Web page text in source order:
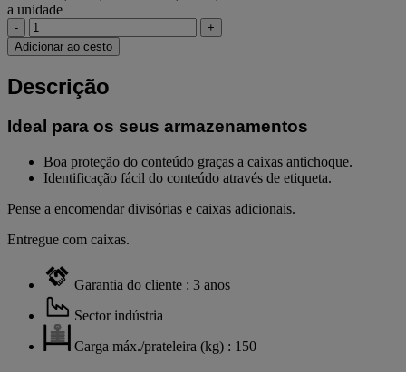
a unidade
-
+
Adicionar ao cesto
Descrição
Ideal para os seus armazenamentos
Boa proteção do conteúdo graças a caixas antichoque.
Identificação fácil do conteúdo através de etiqueta.
Pense a encomendar divisórias e caixas adicionais.
Entregue com caixas.
Garantia do cliente : 3 anos
Sector indústria
Carga máx./prateleira (kg) : 150